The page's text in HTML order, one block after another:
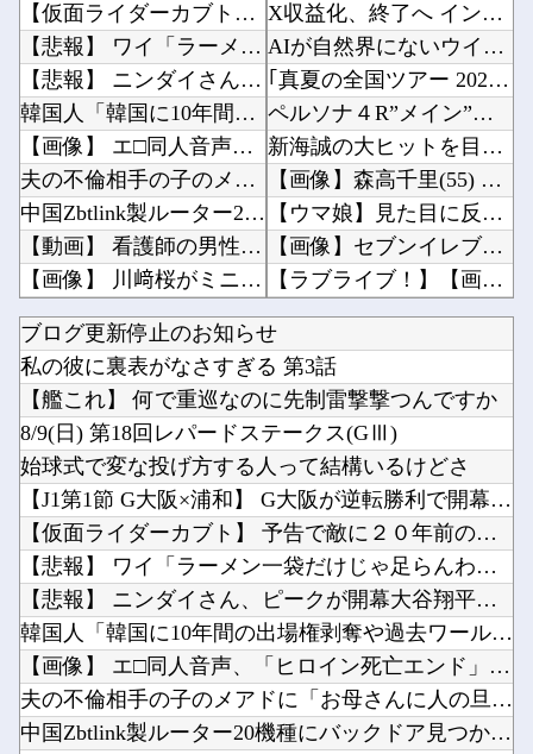
【仮面ライダーカブト】 予告で敵に２０年前の旧式扱いされてたけど…
【悲報】 ワイ「ラーメン一袋だけじゃ足らんわ！二袋作ったろ！」→結果ｗｗｗ
【悲報】 ニンダイさん、ピークが開幕大谷翔平のがっかりダイレクトだったと言われてしまう
韓国人「韓国に10年間の出場権剥奪や過去ワールドカップ、オリンピック予選の記録削除を要求す...
【画像】 エ□同人音声、「ヒロイン死亡エンド」がブームに
夫の不倫相手の子のメアドに「お母さんに人の旦那に手出さないように注意してね？」と2人の合体...
中国Zbtlink製ルーター20機種にバックドア見つかる 外部から完全制御のおそれ
【動画】 看護師の男性に男が殴りかかるが…看護師が柔術使いだった
【画像】 川﨑桜がミニスカートで美脚を披露！【さくたん】【乃木坂46】
【厚生年金 平均15万円の厳しさ】 月20万円以上はわずか1.8割、高齢夫婦は毎月4.2万...
【ホロライブ】 社員にビブー好きがいるに違いない（確信
【動画】 女子アナさん、ノーブラでうっかり衣装から乳首が透けてしまう放送事故ｗｗｗ
Powered by livedoor 相互RSS
X収益化、終了へ インプレゾンビやパクツイの一掃なるか！？他
AIが自然界にないウイルスを設計、16種類で増殖を確認…米スタンフォード大！他
｢真夏の全国ツアー 2026 福岡公演 day1｣ セットリストがコチラ！！！【乃木坂46...
ペルソナ４R”メイン”ヒロインの里中千枝さん、来ている服と声がかわいかっただけという事実が...
新海誠の大ヒットを目の当たりにして2匹目のドジョウを狙ったけど滑ったアニメ映画達、なんやか...
【画像】森高千里(55) 「ミニスカートはとてもムリよ若い子には負けるわ」←ワイらにはブッ...
【ウマ娘】見た目に反してシナリオが激重だったウマ娘、貼る。他
【画像】セブンイレブンのバイト「AIにちいかわの画像を食わせてっと………できた！」他
【ラブライブ！】【画像】沼津花火大会に行った藤野こころさん【声優】他
ワイ同じスマホ11年使ってるんやけど他
隣の臭デブキング貧乏揺すり背中のけぞりキョロ厨カンスケデブがウザすぎて心が折れそう…他
韓国人「日本がここまでの観光大国に発展した本当の理由がこちら…」→「昔から日本は愛されてた...
安川電機の人事がガチで美人すぎると話題に…（※画像あり）他
【ホロライブ】虎金妃笑虎「引っ越し先、洗濯機置き場がない 今気づいた」他
”サ終” 相次ぐスマホゲーム、倒産も急増 過去最多ペースで推移 「当たれば一攫千金」過去の...
中国国防省、海自イージス艦のトマホーク実射試験を批判「国際社会は新型軍国主義を団結して阻止...
ラノベ作家（52）「新作ラブコメ書いたぞ！ｗ」X民「いい歳こいてラブコメ（笑）恥ずかしくな...
Powered by livedoor 相互RSS
ブログ更新停止のお知らせ
私の彼に裏表がなさすぎる 第3話
【艦これ】 何で重巡なのに先制雷撃撃つんですか
8/9(日) 第18回レパードステークス(GⅢ)
始球式で変な投げ方する人って結構いるけどさ
【J1第1節 G大阪×浦和】 G大阪が逆転勝利で開幕白星スタ...
【仮面ライダーカブト】 予告で敵に２０年前の旧式扱いされてた...
【悲報】 ワイ「ラーメン一袋だけじゃ足らんわ！二袋作ったろ！...
【悲報】 ニンダイさん、ピークが開幕大谷翔平のがっかりダイレ...
韓国人「韓国に10年間の出場権剥奪や過去ワールドカップ、オリ...
【画像】 エ□同人音声、「ヒロイン死亡エンド」がブームに
夫の不倫相手の子のメアドに「お母さんに人の旦那に手出さないよ...
中国Zbtlink製ルーター20機種にバックドア見つかる 外...